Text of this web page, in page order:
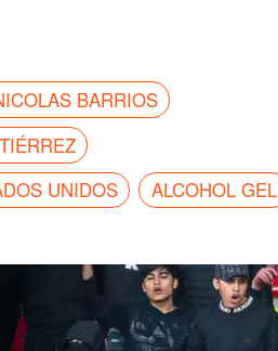
BARRIOS
UNIDOS
ALCOHOL GEL